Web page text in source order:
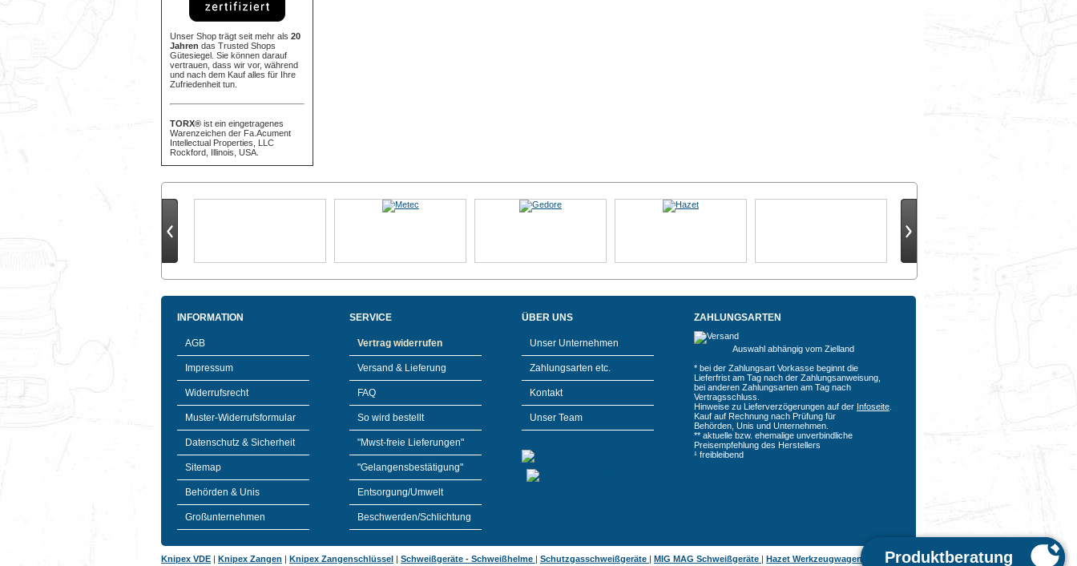
Unser Shop trägt seit mehr als 20
Jahren das Trusted Shops
Gütesiegel. Sie können darauf
vertrauen, dass wir vor, während
und nach dem Kauf alles für Ihre
Zufriedenheit tun.
TORX® ist ein eingetragenes
Warenzeichen der Fa.Acument
Intellectual Properties, LLC
Rockford, Illinois, USA.
INFORMATION
AGB
Impressum
Widerrufsrecht
Muster-Widerrufsformular
Datenschutz & Sicherheit
Sitemap
Behörden & Unis
Großunternehmen
SERVICE
Vertrag widerrufen
Versand & Lieferung
FAQ
So wird bestellt
"Mwst-freie Lieferungen"
"Gelangensbestätigung"
Entsorgung/Umwelt
Beschwerden/Schlichtung
ÜBER UNS
Unser Unternehmen
Zahlungsarten etc.
Kontakt
Unser Team
ZAHLUNGSARTEN
Auswahl abhängig vom Zielland
* bei der Zahlungsart Vorkasse beginnt die
Lieferfrist am Tag nach der Zahlungsanweisung,
bei anderen Zahlungsarten am Tag nach
Vertragsschluss.
Hinweise zu Lieferverzögerungen auf der Infoseite
Kauf auf Rechnung nach Prüfung für
Behörden, Unis und Unternehmen.
** aktuelle bzw. ehemalige unverbindliche
Preisempfehlung des Herstellers
¹ freibleibend
Knipex VDE | Knipex Zangen | Knipex Zangenschlüssel | Schweißgeräte - Schweißhelme | Schutzgasschweißgeräte | MIG MAG Schweißgeräte | Hazet Werkzeugwagen